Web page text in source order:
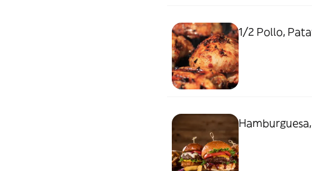
1/2 Pollo,